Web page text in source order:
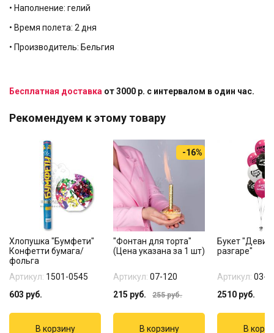
• Наполнение: гелий
• Время полета: 2 дня
• Производитель: Бельгия
Бесплатная доставка от 3000 р. с интервалом в один час.
Рекомендуем к этому товару
Хлопушка "Бумфети"
Конфетти бумага/
фольга
Артикул: 1501-0545
603 руб.
-16%
"Фонтан для торта"
(Цена указана за 1 шт)
Артикул: 07-120
215 руб. 255руб.
Букет
разгаре"
Артикул: 03-
2510 руб.